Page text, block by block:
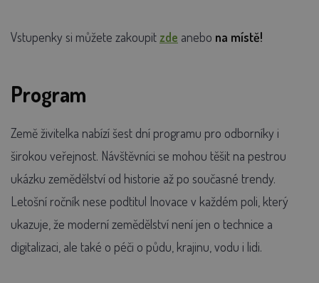
Vstupenky si můžete zakoupit zde anebo na místě!
Program
Země živitelka nabízí šest dní programu pro odborníky i
širokou veřejnost. Návštěvníci se mohou těšit na pestrou
ukázku zemědělství od historie až po současné trendy.
Letošní ročník nese podtitul Inovace v každém poli, který
ukazuje, že moderní zemědělství není jen o technice a
digitalizaci, ale také o péči o půdu, krajinu, vodu i lidi.